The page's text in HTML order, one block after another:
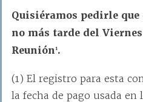
Quisiéramos pedirle
no más tarde del
Reunión1.
(1) El registro para esta
la fecha de pago usada